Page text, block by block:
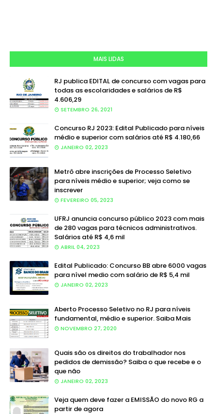
MAIS LIDAS
RJ publica EDITAL de concurso com vagas para
todas as escolaridades e salários de R$
4.606,29
SETEMBRO 26, 2021
Concurso RJ 2023: Edital Publicado para níveis
médio e superior com salários até R$ 4.180,66
JANEIRO 02, 2023
Metrô abre inscrições de Processo Seletivo
para níveis médio e superior; veja como se
inscrever
FEVEREIRO 05, 2023
UFRJ anuncia concurso público 2023 com mais
de 280 vagas para técnicos administrativos.
Salários até R$ 4,6 mil
ABRIL 04, 2023
Edital Publicado: Concurso BB abre 6000 vagas
para nível medio com salário de R$ 5,4 mil
JANEIRO 02, 2023
Aberto Processo Seletivo no RJ para níveis
fundamental, médio e superior. Saiba Mais
NOVEMBRO 27, 2020
Quais são os direitos do trabalhador nos
pedidos de demissão? Saiba o que recebe e o
que não
JANEIRO 02, 2023
Veja quem deve fazer a EMISSÃO do novo RG a
partir de agora